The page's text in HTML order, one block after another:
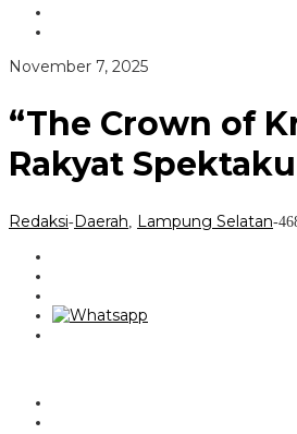
November 7, 2025oleh
“The Crown of
Rakyat
Redaksi-Daerah Lampung Selatan-